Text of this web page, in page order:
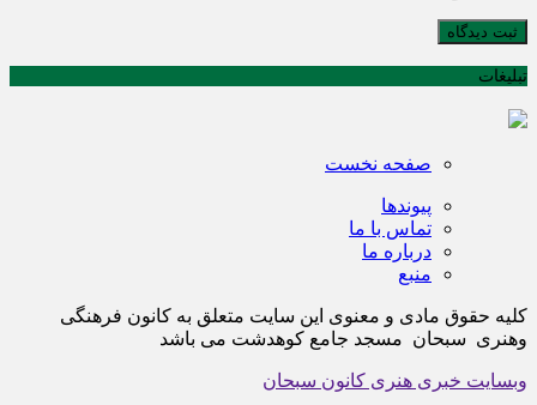
ثبت دیدگاه
تبلیغات
صفحه نخست
پیوندها
تماس با ما
درباره ما
منبع
کلیه حقوق مادی و معنوی این سایت متعلق به کانون فرهنگی
وهنری سبحان مسجد جامع کوهدشت می باشد
وبسایت خبری هنری کانون سبحان